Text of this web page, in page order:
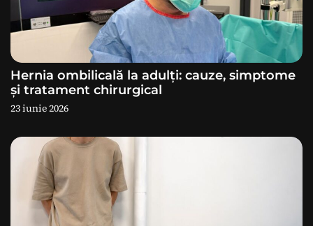
c
o
l
e
Hernia ombilicală la adulți: cauze, simptome
și tratament chirurgical
23 iunie 2026